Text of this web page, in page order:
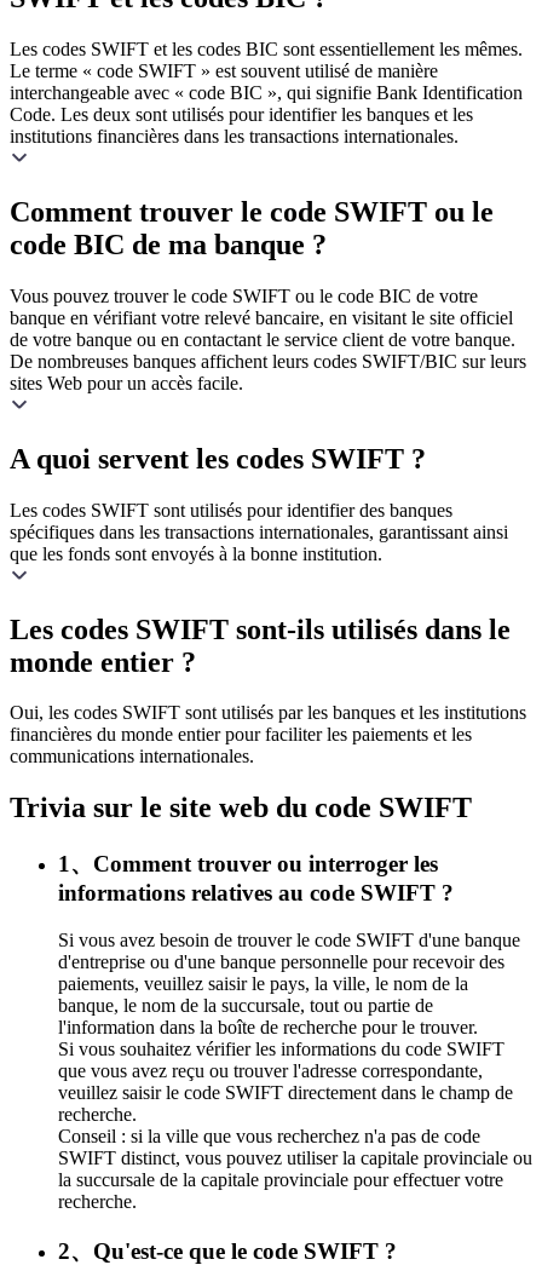
Les codes SWIFT et les codes BIC sont essentiellement les mêmes.
Le terme « code SWIFT » est souvent utilisé de manière
interchangeable avec « code BIC », qui signifie Bank Identification
Code. Les deux sont utilisés pour identifier les banques et les
institutions financières dans les transactions internationales.
Comment trouver le code SWIFT ou le
code BIC de ma banque ?
Vous pouvez trouver le code SWIFT ou le code BIC de votre
banque en vérifiant votre relevé bancaire, en visitant le site officiel
de votre banque ou en contactant le service client de votre banque.
De nombreuses banques affichent leurs codes SWIFT/BIC sur leurs
sites Web pour un accès facile.
A quoi servent les codes SWIFT ?
Les codes SWIFT sont utilisés pour identifier des banques
spécifiques dans les transactions internationales, garantissant ainsi
que les fonds sont envoyés à la bonne institution.
Les codes SWIFT sont-ils utilisés dans le
monde entier ?
Oui, les codes SWIFT sont utilisés par les banques et les institutions
financières du monde entier pour faciliter les paiements et les
communications internationales.
Trivia sur le site web du code SWIFT
1、Comment trouver ou interroger les
informations relatives au code SWIFT ?
Si vous avez besoin de trouver le code SWIFT d'une banque
d'entreprise ou d'une banque personnelle pour recevoir des
paiements, veuillez saisir le pays, la ville, le nom de la
banque, le nom de la succursale, tout ou partie de
l'information dans la boîte de recherche pour le trouver.
Si vous souhaitez vérifier les informations du code SWIFT
que vous avez reçu ou trouver l'adresse correspondante,
veuillez saisir le code SWIFT directement dans le champ de
recherche.
Conseil : si la ville que vous recherchez n'a pas de code
SWIFT distinct, vous pouvez utiliser la capitale provinciale ou
la succursale de la capitale provinciale pour effectuer votre
recherche.
2、Qu'est-ce que le code SWIFT ?